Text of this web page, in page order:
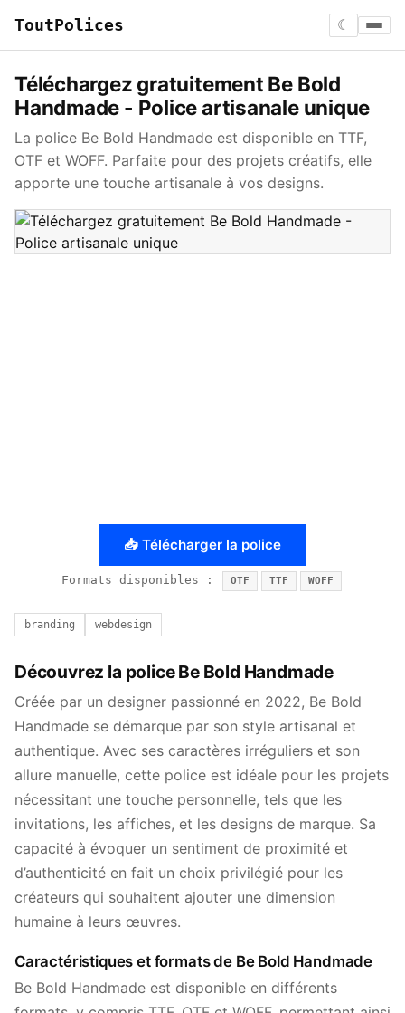
ToutPolices ☾
Téléchargez gratuitement Be Bold
Handmade - Police artisanale unique
La police Be Bold Handmade est disponible en TTF,
OTF et WOFF. Parfaite pour des projets créatifs, elle
apporte une touche artisanale à vos designs.
📥 Télécharger la police
Formats disponibles : OTF TTF WOFF
branding webdesign
Découvrez la police Be Bold Handmade
Créée par un designer passionné en 2022, Be Bold
Handmade se démarque par son style artisanal et
authentique. Avec ses caractères irréguliers et son
allure manuelle, cette police est idéale pour les projets
nécessitant une touche personnelle, tels que les
invitations, les affiches, et les designs de marque. Sa
capacité à évoquer un sentiment de proximité et
d’authenticité en fait un choix privilégié pour les
créateurs qui souhaitent ajouter une dimension
humaine à leurs œuvres.
Caractéristiques et formats de Be Bold Handmade
Be Bold Handmade est disponible en différents